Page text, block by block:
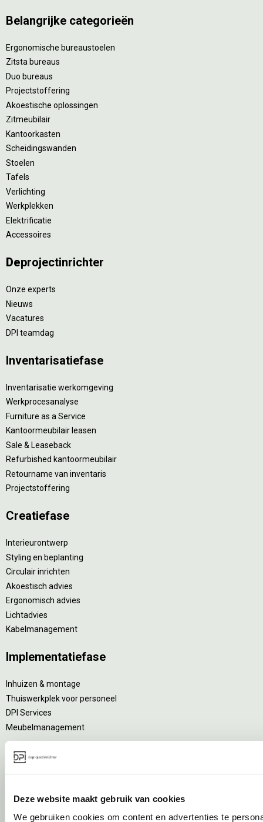
Deze website maakt gebruik van cookies
We gebruiken cookies om content en advertenties te
Belangrijke categorieën
Ergonomische bureaustoelen
Zitsta bureaus
Duo bureaus
Projectstoffering
Akoestische oplossingen
Zitmeubilair
Kantoorkasten
Scheidingswanden
Stoelen
Tafels
Verlichting
Werkplekken
Elektrificatie
Accessoires
Deprojectinrichter
Onze experts
Nieuws
Vacatures
DPI teamdag
Inventarisatiefase
Inventarisatie werkomgeving
Werkprocesanalyse
Furniture as a Service
Kantoormeubilair leasen
Sale & Leaseback
Refurbished kantoormeubilair
Retourname van inventaris
Projectstoffering
Creatiefase
Interieurontwerp
Styling en beplanting
Circulair inrichten
Akoestisch advies
Ergonomisch advies
Lichtadvies
Kabelmanagement
Implementatiefase
Inhuizen & montage
Thuiswerkplek voor personeel
DPI Services
Meubelmanagement
Gebruiksfase
Onderhoudsadvies